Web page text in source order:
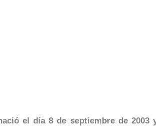
el día 8 de septiembre de 2003